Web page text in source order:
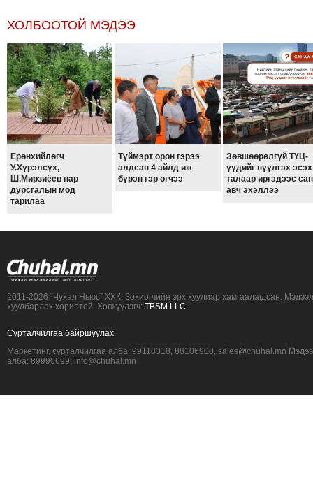
ХОЛБООТОЙ МЭДЭЭ
Ерөнхийлөгч
У.Хүрэлсүх,
Ш.Мирзиёев нар
дурсгалын мод
тарилаа
Түймэрт орон гэрээ
алдсан 4 айлд иж
бүрэн гэр өгчээ
Зөвшөөрөлгүй ТҮЦ-
үүдийг нүүлгэх эсэх
талаар иргэдээс
авч эхэллээ
2011-2026 “Чухал Ньюс” ХХК. Зохиогчийн эрх хуулиар хамгаалагдсан.
хуулбарлах хориотой. Хөгжүүлэгч: TBSM LLC
Сурталчилгаа байршуулах
Маркетинг, сурталчилгаа алба: 99118318, 88106900, sales@chuhal.mn
алба: 89990699, info@chuhal.mn